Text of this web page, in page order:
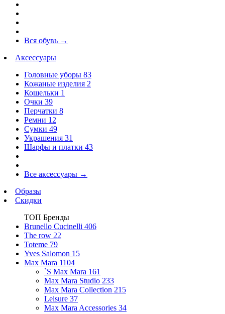
Вся обувь →
Аксессуары
Головные уборы 83
Кожаные изделия 2
Кошельки 1
Очки 39
Перчатки 8
Ремни 12
Сумки 49
Украшения 31
Шарфы и платки 43
Все аксессуары →
Образы
Скидки
ТОП Бренды
Brunello Cucinelli 406
The row 22
Toteme 79
Yves Salomon 15
Max Mara 1104
`S Max Mara 161
Max Mara Studio 233
Max Mara Collection 215
Leisure 37
Max Mara Accessories 34